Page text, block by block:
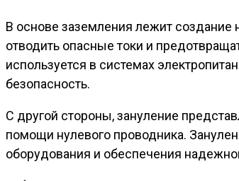
В основе заземления лежит
отводить опасные токи и
используется в системах
безопасность.
С другой стороны, зануление
помощи нулевого проводника.
оборудования и обеспечения